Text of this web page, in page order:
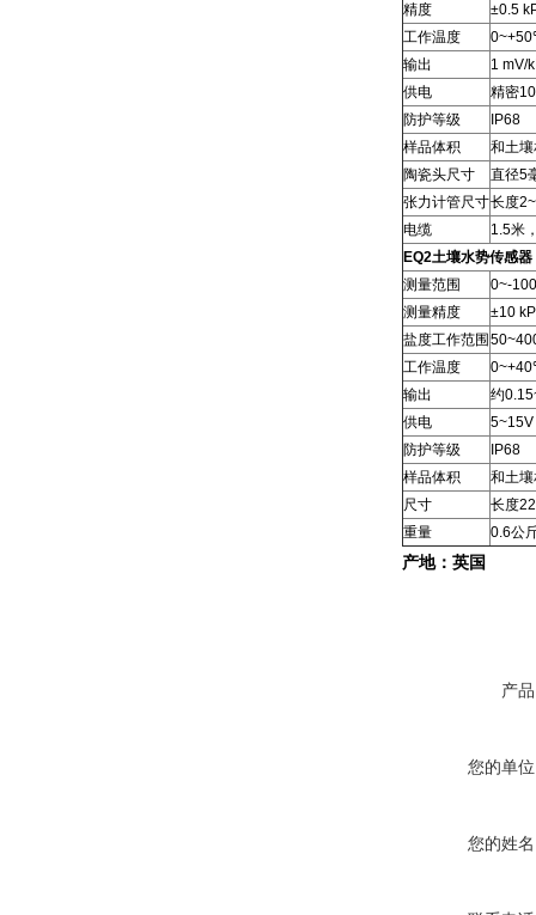
精度
±0.5
工作温度
输出
1 mV/
供电
精密
防护等级
IP68
样品体积
和土
陶瓷头尺寸
直径5
张力计管尺寸长度
电缆
1.5米
EQ2土壤水势传感器
测量范围
0~-
测量精度
±10
盐度工作范围
工作温度
输出
约
供电
防护等级
IP68
样品体积
和土
尺寸
长度
重量
0.6公
产地：英国
产
您的单
您的姓